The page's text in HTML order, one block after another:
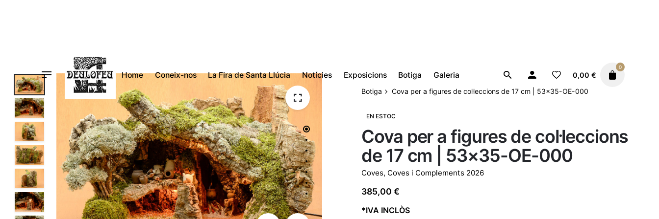
Home Coneix-nos La Fira de Santa Llúcia Notícies Exposicions Botiga Galeria 0,00€
0
Botiga Cova per a figures de col·leccions de 17 cm | 53×35-OE-000
EN ESTOC
Cova per a figures de col·leccions
de 17 cm | 53×35-OE-000
Coves, Coves i Complements 2026
385,00 €
*IVA INCLÒS